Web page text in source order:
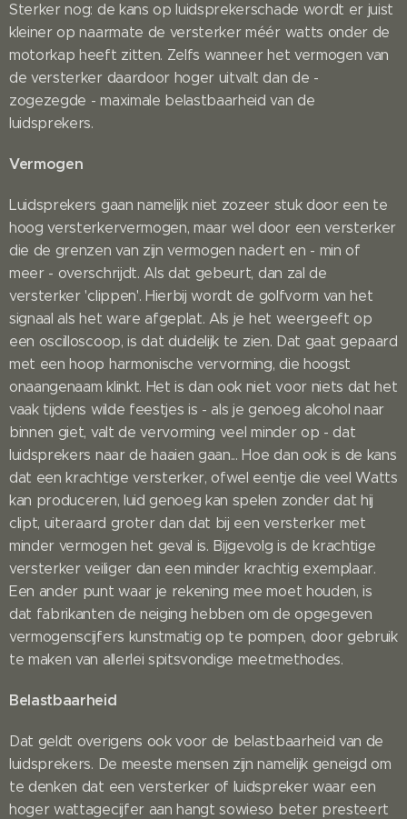
Sterker nog: de kans op luidsprekerschade wordt er juist
kleiner op naarmate de versterker méér watts onder de
motorkap heeft zitten. Zelfs wanneer het vermogen van
de versterker daardoor hoger uitvalt dan de -
zogezegde - maximale belastbaarheid van de
luidsprekers.
Vermogen
Luidsprekers gaan namelijk niet zozeer stuk door een te
hoog versterkervermogen, maar wel door een versterker
die de grenzen van zijn vermogen nadert en - min of
meer - overschrijdt. Als dat gebeurt, dan zal de
versterker 'clippen'. Hierbij wordt de golfvorm van het
signaal als het ware afgeplat. Als je het weergeeft op
een oscilloscoop, is dat duidelijk te zien. Dat gaat gepaard
met een hoop harmonische vervorming, die hoogst
onaangenaam klinkt. Het is dan ook niet voor niets dat het
vaak tijdens wilde feestjes is - als je genoeg alcohol naar
binnen giet, valt de vervorming veel minder op - dat
luidsprekers naar de haaien gaan... Hoe dan ook is de kans
dat een krachtige versterker, ofwel eentje die veel Watts
kan produceren, luid genoeg kan spelen zonder dat hij
clipt, uiteraard groter dan dat bij een versterker met
minder vermogen het geval is. Bijgevolg is de krachtige
versterker veiliger dan een minder krachtig exemplaar.
Een ander punt waar je rekening mee moet houden, is
dat fabrikanten de neiging hebben om de opgegeven
vermogenscijfers kunstmatig op te pompen, door gebruik
te maken van allerlei spitsvondige meetmethodes.
Belastbaarheid
Dat geldt overigens ook voor de belastbaarheid van de
luidsprekers. De meeste mensen zijn namelijk geneigd om
te denken dat een versterker of luidspreker waar een
hoger wattagecijfer aan hangt sowieso beter presteert